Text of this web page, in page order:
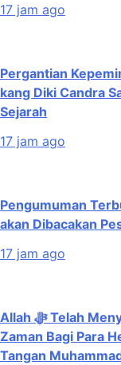
17 jam ago
Pergantian
kang Diki Candra
Sejarah
17 jam ago
Pengumuman
akan Dibacakan
17 jam ago
Allah ﷻ Telah Menyiapkan “Gua Ashabul Kahfi” Akhir
Zaman Bagi Para
Tangan